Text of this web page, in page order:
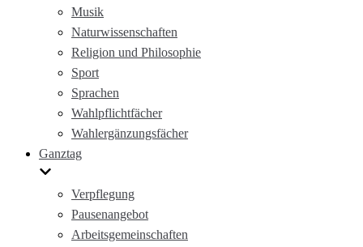
Musik
Naturwissenschaften
Religion und Philosophie
Sport
Sprachen
Wahlpflichtfächer
Wahlergänzungsfächer
Ganztag
Verpflegung
Pausenangebot
Arbeitsgemeinschaften